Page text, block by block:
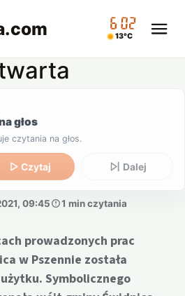
.com 06:02
13°C
głos
czytania na głos.
Czytaj Dalej
09:45 1 min czytania
prowadzonych prac
w Pszennie została
Symbolicznego